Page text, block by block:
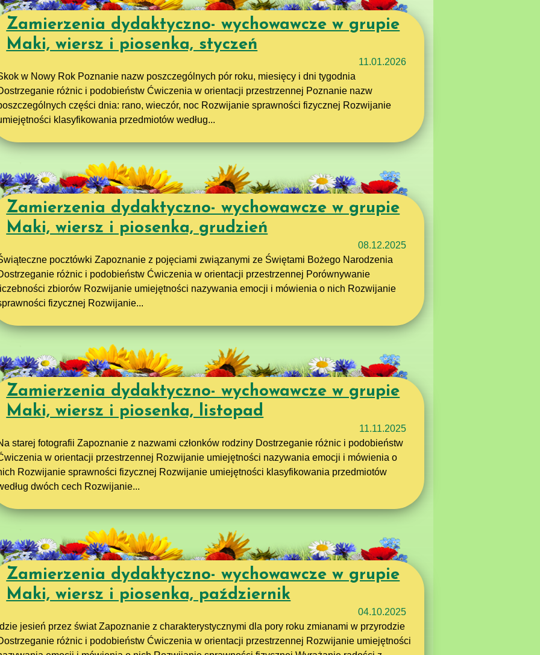
Zamierzenia dydaktyczno- wychowawcze w grupie
Maki, wiersz i piosenka, styczeń
11.01.2026
w Nowy Rok Poznanie nazw poszczególnych pór roku, miesięcy i dni tygodnia
różnic i podobieństw Ćwiczenia w orientacji przestrzennej Poznanie nazw
części dnia: rano, wieczór, noc Rozwijanie sprawności fizycznej Rozwijanie
klasyfikowania przedmiotów według...
Zamierzenia dydaktyczno- wychowawcze w grupie
Maki, wiersz i piosenka, grudzień
08.12.2025
pocztówki Zapoznanie z pojęciami związanymi ze Świętami Bożego Narodzenia
różnic i podobieństw Ćwiczenia w orientacji przestrzennej Porównywanie
zbiorów Rozwijanie umiejętności nazywania emocji i mówienia o nich Rozwijanie
fizycznej Rozwijanie...
Zamierzenia dydaktyczno- wychowawcze w grupie
Maki, wiersz i piosenka, listopad
11.11.2025
starej fotografii Zapoznanie z nazwami członków rodziny Dostrzeganie różnic i podobieństw
w orientacji przestrzennej Rozwijanie umiejętności nazywania emocji i mówienia o
Rozwijanie sprawności fizycznej Rozwijanie umiejętności klasyfikowania przedmiotów
dwóch cech Rozwijanie...
Zamierzenia dydaktyczno- wychowawcze w grupie
Maki, wiersz i piosenka, październik
04.10.2025
jesień przez świat Zapoznanie z charakterystycznymi dla pory roku zmianami w przyrodzie
różnic i podobieństw Ćwiczenia w orientacji przestrzennej Rozwijanie umiejętności